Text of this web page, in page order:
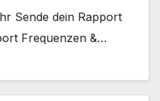
Sende dein Rapport
Frequenzen &…